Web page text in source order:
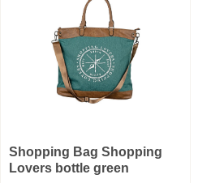
Shopping Bag Shopping
Lovers bottle green